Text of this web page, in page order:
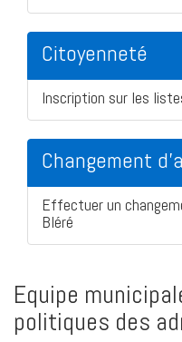
Citoyenneté
Inscription sur les
Changement
Effectuer un
Bléré
Equipe
politiques des